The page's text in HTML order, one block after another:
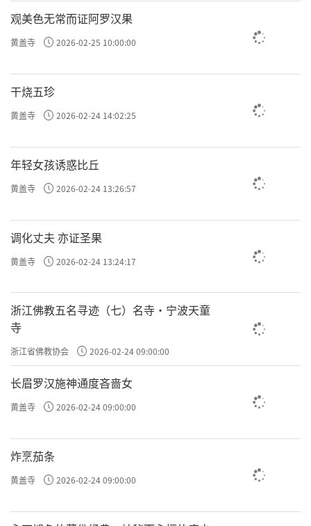
观美色无常而证阿罗汉果
黄盖寺 2026-02-25 10:00:00
干烧五珍
黄盖寺 2026-02-24 14:02:25
年轻女孩诱惑比丘
黄盖寺 2026-02-24 13:26:57
调化丈夫 亦证圣果
黄盖寺 2026-02-24 13:24:17
浙江佛教五名寻迹（七）名寺·宁波天童
寺
浙江省佛教协会 2026-02-24 09:00:00
长眉罗汉施神通度吝啬女
黄盖寺 2026-02-24 09:00:00
炸烹茄条
黄盖寺 2026-02-24 09:00:00